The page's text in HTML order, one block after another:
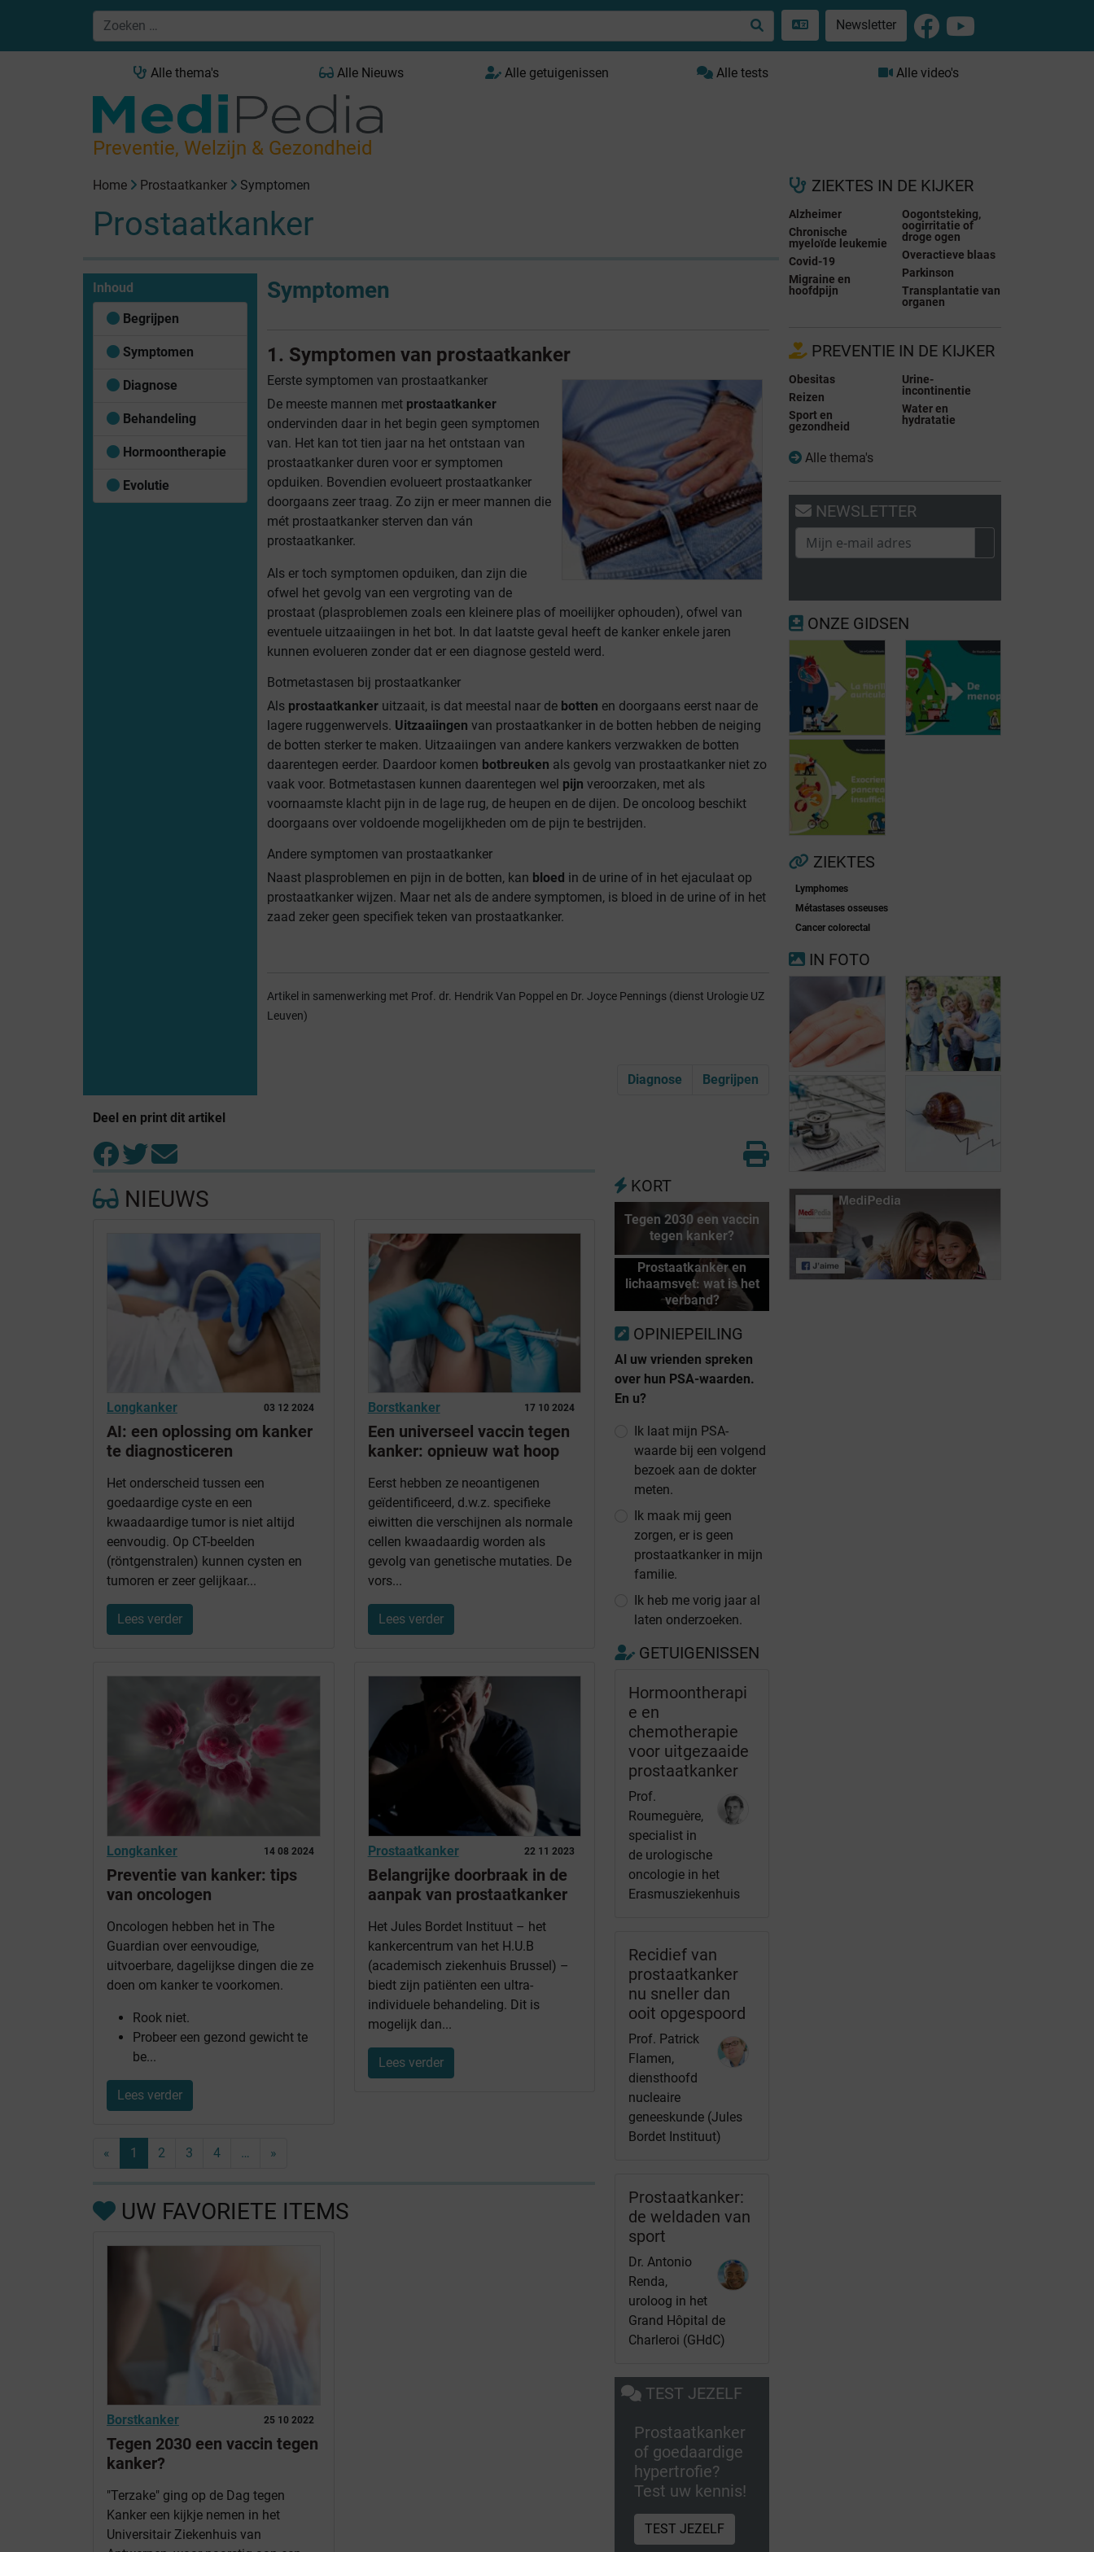
Newsletter
Alle thema's Alle Nieuws Alle getuigenissen Alle tests Alle video's
Preventie, Welzijn & Gezondheid
Home Prostaatkanker Symptomen
Prostaatkanker
Inhoud
Begrijpen
Symptomen
Diagnose
Behandeling
Hormoontherapie
Evolutie
Symptomen
1. Symptomen van prostaatkanker
Eerste symptomen van prostaatkanker
De meeste mannen met prostaatkanker
ondervinden daar in het begin geen symptomen
van. Het kan tot tien jaar na het ontstaan van
prostaatkanker duren voor er symptomen
opduiken. Bovendien evolueert prostaatkanker
doorgaans zeer traag. Zo zijn er meer mannen die
mét prostaatkanker sterven dan ván
prostaatkanker.
Als er toch symptomen opduiken, dan zijn die
ofwel het gevolg van een vergroting van de
prostaat (plasproblemen zoals een kleinere plas of moeilijker ophouden), ofwel van
eventuele uitzaaiingen in het bot. In dat laatste geval heeft de kanker enkele jaren
kunnen evolueren zonder dat er een diagnose gesteld werd.
Botmetastasen bij prostaatkanker
Als prostaatkankeruitzaait, is dat meestal naar de botten en doorgaans eerst naar de
lagere ruggenwervels. Uitzaaiingen van prostaatkanker in de botten hebben de neiging
de botten sterker te maken. Uitzaaiingen van andere kankers verzwakken de botten
daarentegen eerder. Daardoor komen botbreuken als gevolg van prostaatkanker niet zo
vaak voor. Botmetastasen kunnen daarentegen wel pijn veroorzaken, met als
voornaamste klacht pijn in de lage rug, de heupen en de dijen. De oncoloog beschikt
doorgaans over voldoende mogelijkheden om de pijn te bestrijden.
Andere symptomen van prostaatkanker
Naast plasproblemen en pijn in de botten, kan bloed in de urine of in het ejaculaat op
prostaatkanker wijzen. Maar net als de andere symptomen, is bloed in de urine of in het
zaad zeker geen specifiek teken van prostaatkanker.
Artikel in samenwerking met Prof. dr. Hendrik Van Poppel en Dr. Joyce Pennings (dienst Urologie UZ
Leuven)
Diagnose Begrijpen
Deel en print dit artikel
NIEUWS
03 12 2024
Longkanker
AI: een oplossing om kanker
te diagnosticeren
Het onderscheid tussen een
goedaardige cyste en een
kwaadaardige tumor is niet altijd
eenvoudig. Op CT-beelden
(röntgenstralen) kunnen cysten en
tumoren er zeer gelijkaar...
Lees verder
17 10 2024
Borstkanker
Een universeel vaccin tegen
kanker: opnieuw wat hoop
Eerst hebben ze neoantigenen
geïdentificeerd, d.w.z. specifieke
eiwitten die verschijnen als normale
cellen kwaadaardig worden als
gevolg van genetische mutaties. De
vors...
Lees verder
14 08 2024
Longkanker
Preventie van kanker: tips
van oncologen
Oncologen hebben het in The
Guardian over eenvoudige,
uitvoerbare, dagelijkse dingen die ze
doen om kanker te voorkomen.
Rook niet.
Probeer een gezond gewicht te
be...
Lees verder
22 11 2023
Prostaatkanker
Belangrijke doorbraak in de
aanpak van prostaatkanker
Het Jules Bordet Instituut – het
kankercentrum van het H.U.B
(academisch ziekenhuis Brussel) –
biedt zijn patiënten een ultra-
individuele behandeling. Dit is
mogelijk dan...
Lees verder
« 1 2 3 4 … »
UW FAVORIETE ITEMS
25 10 2022
Borstkanker
Tegen 2030 een vaccin tegen
kanker?
"Terzake" ging op de Dag tegen
Kanker een kijkje nemen in het
Universitair Ziekenhuis van
KORT
Tegen 2030 een vaccin
tegen kanker?
Prostaatkanker en
lichaamsvet: wat is het
verband?
OPINIEPEILING
Al uw vrienden spreken
over hun PSA-waarden.
En u?
Ik laat mijn PSA-
waarde bij een volgend
bezoek aan de dokter
meten.
Ik maak mij geen
zorgen, er is geen
prostaatkanker in mijn
familie.
Ik heb me vorig jaar al
laten onderzoeken.
GETUIGENISSEN
Hormoontherapi
e en
chemotherapie
voor uitgezaaide
prostaatkanker
Prof.
Roumeguère,
specialist in
de urologische
oncologie in het
Erasmusziekenhuis
Recidief van
prostaatkanker
nu sneller dan
ooit opgespoord
Prof. Patrick
Flamen,
diensthoofd
nucleaire
geneeskunde (Jules
Bordet Instituut)
Prostaatkanker:
de weldaden van
sport
Dr. Antonio
Renda,
uroloog in het
Grand Hôpital de
Charleroi (GHdC)
TEST JEZELF
Prostaatkanker
of goedaardige
hypertrofie?
Test uw kennis!
TEST JEZELF
ZIEKTES IN DE KIJKER
Alzheimer
Chronische
myeloïde leukemie
Covid-19
Migraine en
hoofdpijn
Oogontsteking,
oogirritatie of
droge ogen
Overactieve blaas
Parkinson
Transplantatie van
organen
PREVENTIE IN DE KIJKER
Obesitas
Reizen
Sport en
gezondheid
Urine-
incontinentie
Water en
hydratatie
Alle thema's
NEWSLETTER
ONZE GIDSEN
Voorkamerfibrillatie
Exocriene
pancreas-
ZIEKTES
Lymphomes
Métastases osseuses
Cancer colorectal
IN FOTO
Chemotherapie
Risicofactoren
De
verschillende
stadia van
prostaatkanker
Prostaatkanker
kent een trage
evolutie